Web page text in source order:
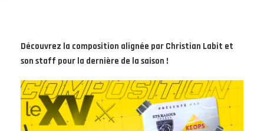
Découvrez la composition alignée par Christian Labit et
son staff pour la dernière de la saison !